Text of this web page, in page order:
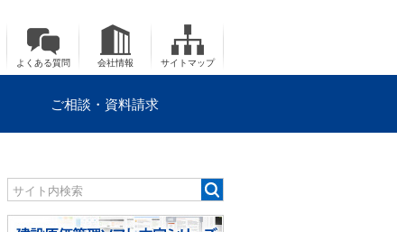
よくある質問 会社情報 サイトマップ
ご相談・資料請求